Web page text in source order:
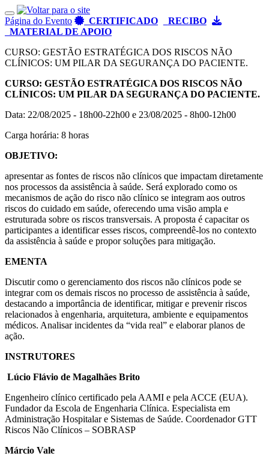
Toggle navigation
Página do Evento CERTIFICADO
RECIBO
MATERIAL DE APOIO
CURSO: GESTÃO ESTRATÉGICA DOS RISCOS NÃO
CLÍNICOS: UM PILAR DA SEGURANÇA DO PACIENTE.
CURSO: GESTÃO ESTRATÉGICA DOS RISCOS NÃO
CLÍNICOS: UM PILAR DA SEGURANÇA DO PACIENTE.
Data: 22/08/2025 - 18h00-22h00 e 23/08/2025 - 8h00-12h00
Carga horária: 8 horas
OBJETIVO:
apresentar as fontes de riscos não clínicos que impactam diretamente
nos processos da assistência à saúde. Será explorado como os
mecanismos de ação do risco não clínico se integram aos outros
riscos do cuidado em saúde, oferecendo uma visão ampla e
estruturada sobre os riscos transversais. A proposta é capacitar os
participantes a identificar esses riscos, compreendê-los no contexto
da assistência à saúde e propor soluções para mitigação.
EMENTA
Discutir como o gerenciamento dos riscos não clínicos pode se
integrar com os demais riscos no processo de assistência à saúde,
destacando a importância de identificar, mitigar e prevenir riscos
relacionados à engenharia, arquitetura, ambiente e equipamentos
médicos. Analisar incidentes da “vida real” e elaborar planos de
ação.
INSTRUTORES
Lúcio Flávio de Magalhães Brito
Engenheiro clínico certificado pela AAMI e pela ACCE (EUA).
Fundador da Escola de Engenharia Clínica. Especialista em
Administração Hospitalar e Sistemas de Saúde. Coordenador GTT
Riscos Não Clínicos – SOBRASP
Márcio Vale